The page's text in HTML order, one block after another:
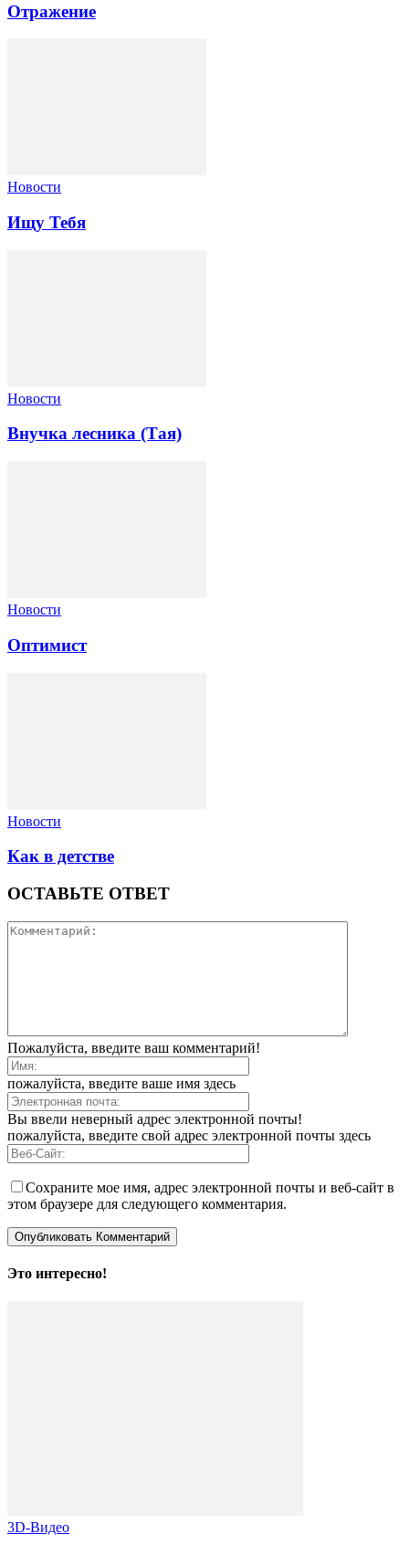
Отражение
Новости
Ищу Тебя
Новости
Внучка лесника (Тая)
Новости
Оптимист
Новости
Как в детстве
ОСТАВЬТЕ ОТВЕТ
Пожалуйста, введите ваш комментарий!
пожалуйста, введите ваше имя здесь
Вы ввели неверный адрес электронной почты!
пожалуйста, введите свой адрес электронной почты здесь
Сохраните мое имя, адрес электронной почты и веб-сайт в
этом браузере для следующего комментария.
Это интересно!
3D-Видео